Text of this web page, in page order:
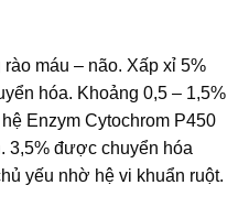
máu – não. Xấp xỉ 5%
hóa. Khoảng 0,5 – 1,5%
Enzym Cytochrom P450
3,5% được chuyển hóa
yếu nhờ hệ vi khuẩn ruột.